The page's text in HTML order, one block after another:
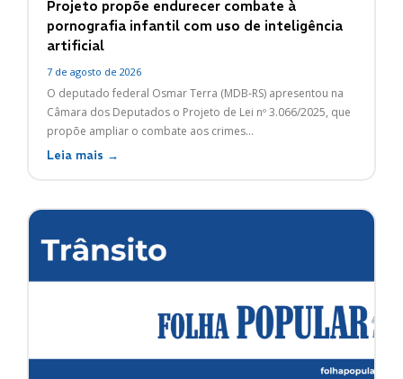
Projeto propõe endurecer combate à
pornografia infantil com uso de inteligência
artificial
7 de agosto de 2026
O deputado federal Osmar Terra (MDB-RS) apresentou na
Câmara dos Deputados o Projeto de Lei nº 3.066/2025, que
propõe ampliar o combate aos crimes...
Leia mais →